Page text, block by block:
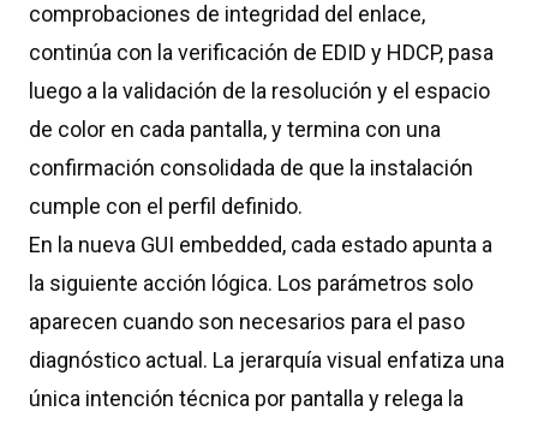
comprobaciones de integridad del enlace,
continúa con la verificación de EDID y HDCP, pasa
luego a la validación de la resolución y el espacio
de color en cada pantalla, y termina con una
confirmación consolidada de que la instalación
cumple con el perfil definido.
En la nueva GUI embedded, cada estado apunta a
la siguiente acción lógica. Los parámetros solo
aparecen cuando son necesarios para el paso
diagnóstico actual. La jerarquía visual enfatiza una
única intención técnica por pantalla y relega la